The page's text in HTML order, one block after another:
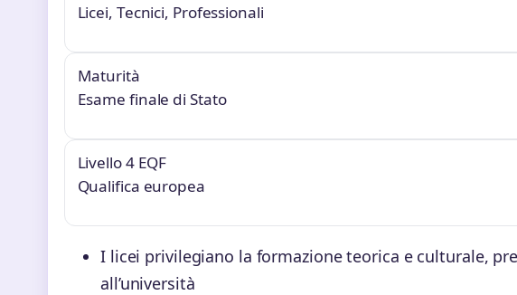
Licei, Tecnici, Professionali
Maturità
Esame finale di Stato
Livello 4 EQF
Qualifica europea
I licei privilegiano la formazione teorica e culturale,
all’università